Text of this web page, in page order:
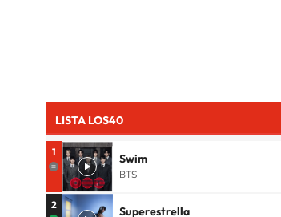
LISTA LOS40
1 Swim
BTS
2 Superestrella